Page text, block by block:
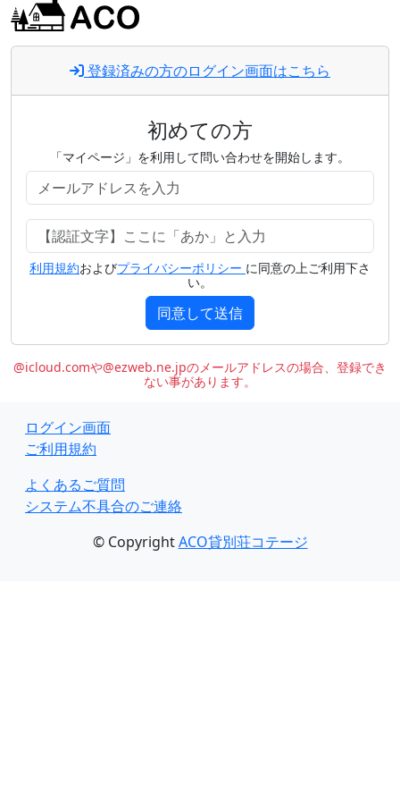
登録済みの方のログイン画面はこちら
初めての方
「マイページ」を利用して問い合わせを開始します。
利用規約およびプライバシーポリシー に同意の上ご利用下さ
い。
同意して送信
@icloud.comや@ezweb.ne.jpのメールアドレスの場合、登録でき
ない事があります。
ログイン画面
ご利用規約
よくあるご質問
システム不具合のご連絡
© CopyrightACO貸別荘コテージ